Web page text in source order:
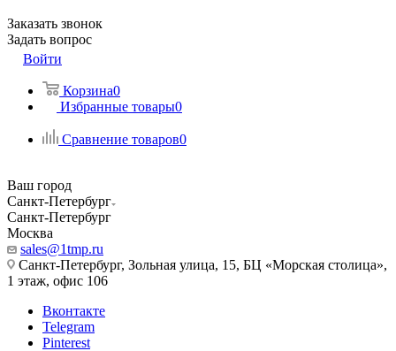
Заказать звонок
Задать вопрос
Войти
Корзина0
Избранные товары0
Сравнение товаров0
Ваш город
Санкт-Петербург
Санкт-Петербург
Москва
sales@1tmp.ru
Санкт-Петербург, Зольная улица, 15, БЦ «Морская столица»,
1 этаж, офис 106
Вконтакте
Telegram
Pinterest